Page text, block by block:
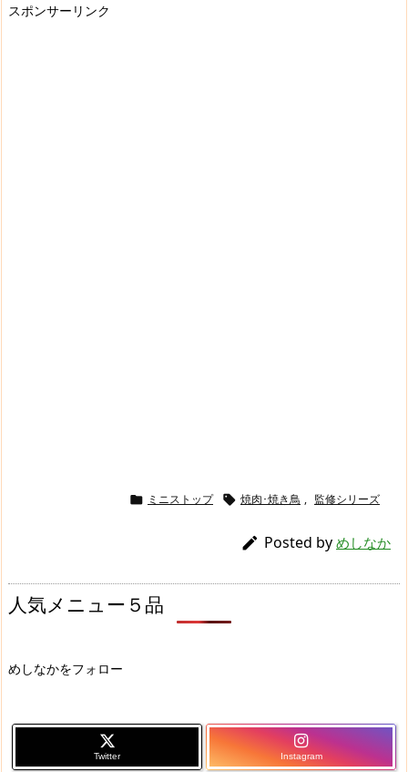
スポンサーリンク
 ミニストップ  焼肉･焼き鳥 , 監修シリーズ
 Posted by めしなか
人気メニュー５品
めしなかをフォロー
Twitter Instagram